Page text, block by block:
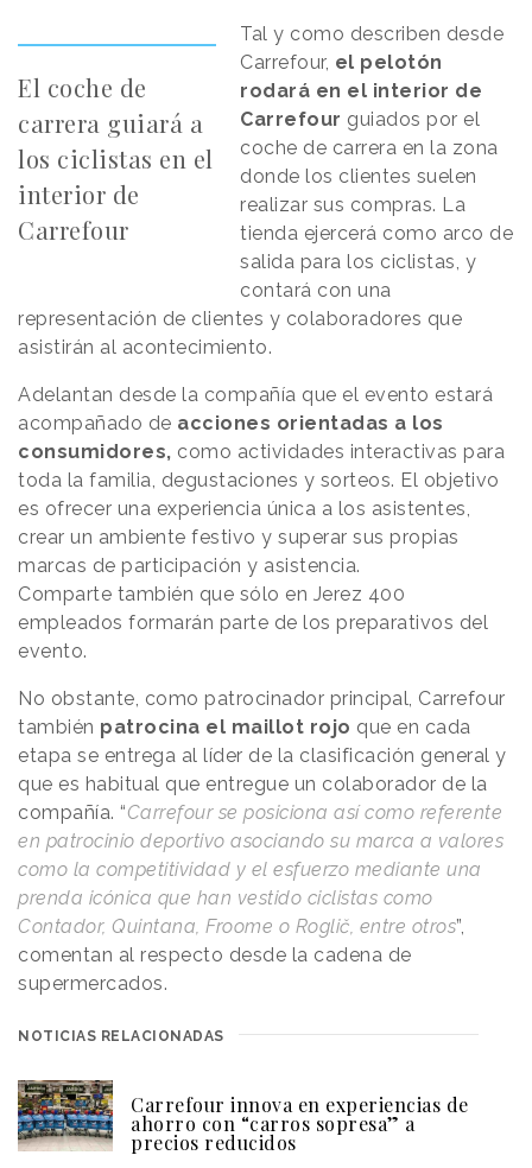
El coche de
carrera guiará a
los ciclistas en el
interior de
Carrefour
Tal y como describen desde
Carrefour, el pelotón
rodará en el interior de
Carrefour guiados por el
coche de carrera en la zona
donde los clientes suelen
realizar sus compras. La
tienda ejercerá como arco de
salida para los ciclistas, y
contará con una
representación de clientes y colaboradores que
asistirán al acontecimiento.
Adelantan desde la compañía que el evento estará
acompañado de acciones orientadas a los
consumidores, como actividades interactivas para
toda la familia, degustaciones y sorteos. El objetivo
es ofrecer una experiencia única a los asistentes,
crear un ambiente festivo y superar sus propias
marcas de participación y asistencia.
Comparte también que sólo en Jerez 400
empleados formarán parte de los preparativos del
evento.
No obstante, como patrocinador principal, Carrefour
también patrocina el maillot rojo que en cada
etapa se entrega al líder de la clasificación general y
que es habitual que entregue un colaborador de la
compañía. “Carrefour se posiciona así como referente
en patrocinio deportivo asociando su marca a valores
como la competitividad y el esfuerzo mediante una
prenda icónica que han vestido ciclistas como
Contador, Quintana, Froome o Roglič, entre otros”,
comentan al respecto desde la cadena de
supermercados.
NOTICIAS RELACIONADAS
Carrefour innova en experiencias de
ahorro con “carros sopresa” a
precios reducidos